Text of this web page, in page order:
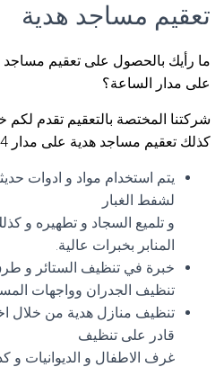
تعقيم مساجد هدية
ما رأيك بالحصول على تعقيم مساجد
على مدار الساعة؟
شركتنا المختصة بالتعقيم تقدم
كذلك تعقيم مساجد هدية على مدار 24 ساعة.
يتم استخدام مواد و ادوات
لشفط الغبار
و تلميع السجاد و تطهيره و
المنابر بخبرات عالية.
خبرة في تنظيف الستائر و
تنظيف الجدران وواجهات
تنظيف منازل هدية من خلال
قادر على تنظيف
غرف الاطفال و الديوانيات